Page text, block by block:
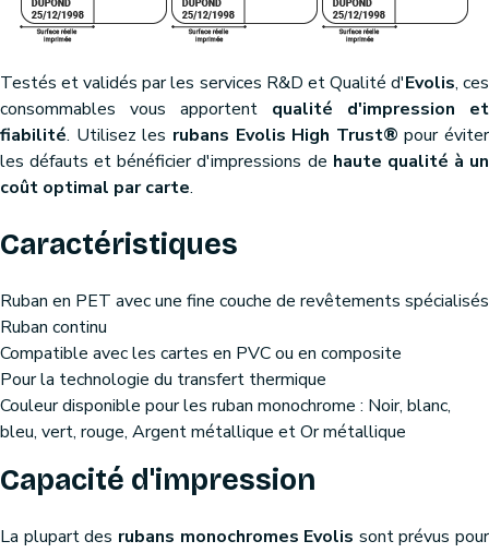
Testés et validés par les services R&D et Qualité d'Evolis, ces
consommables vous apportent qualité d'impression et
fiabilité. Utilisez les rubans Evolis High Trust® pour éviter
les défauts et bénéficier d'impressions de haute qualité à un
coût optimal par carte.
Caractéristiques
Ruban en PET avec une fine couche de revêtements spécialisés
Ruban continu
Compatible avec les cartes en PVC ou en composite
Pour la technologie du transfert thermique
Couleur disponible pour les ruban monochrome : Noir, blanc,
bleu, vert, rouge, Argent métallique et Or métallique
Capacité d'impression
La plupart des rubans monochromes Evolis sont prévus pour